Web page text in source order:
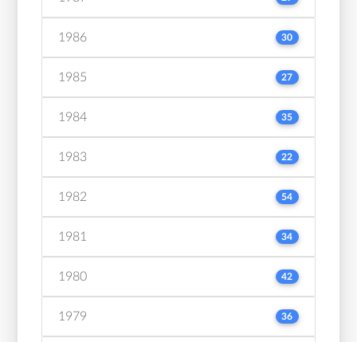
1986 30
1985 27
1984 35
1983 22
1982 54
1981 34
1980 42
1979 36